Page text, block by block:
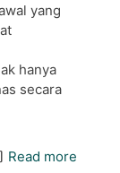
yang
hanya
secara
Read more